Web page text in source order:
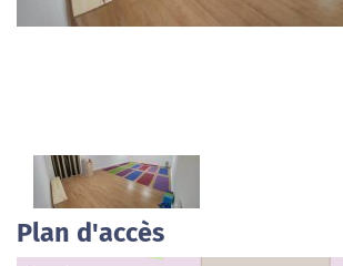
Plan d'accès